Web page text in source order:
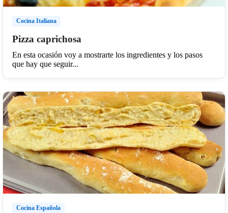
Cocina Italiana
Pizza caprichosa
En esta ocasión voy a mostrarte los ingredientes y los pasos
que hay que seguir...
Cocina Española